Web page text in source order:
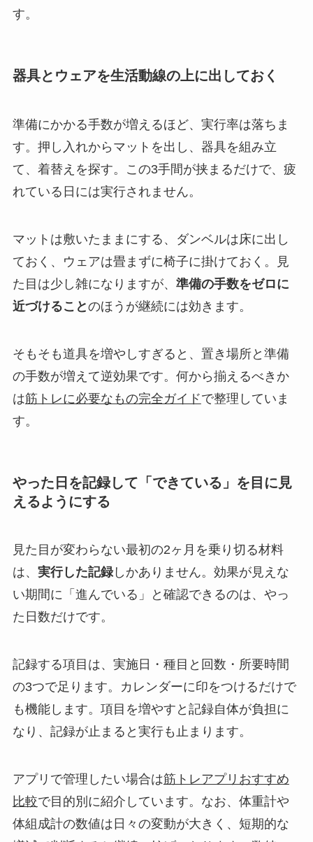
す。
器具とウェアを生活動線の上に出しておく
準備にかかる手数が増えるほど、実行率は落ちま
す。押し入れからマットを出し、器具を組み立
て、着替えを探す。この3手間が挟まるだけで、疲
れている日には実行されません。
マットは敷いたままにする、ダンベルは床に出し
ておく、ウェアは畳まずに椅子に掛けておく。見
た目は少し雑になりますが、 準備の手数をゼロに
近づけることのほうが継続には効きます。
そもそも道具を増やしすぎると、置き場所と準備
の手数が増えて逆効果です。何から揃えるべきか
は筋トレに必要なもの完全ガイドで整理していま
す。
やった日を記録して「できている」を目に見
えるようにする
見た目が変わらない最初の2ヶ月を乗り切る材料
は、 実行した記録しかありません。効果が見えな
い期間に「進んでいる」と確認できるのは、やっ
た日数だけです。
記録する項目は、実施日・種目と回数・所要時間
の3つで足ります。カレンダーに印をつけるだけで
も機能します。項目を増やすと記録自体が負担に
なり、記録が止まると実行も止まります。
アプリで管理したい場合は筋トレアプリおすすめ
比較で目的別に紹介しています。なお、体重計や
体組成計の数値は日々の変動が大きく、短期的な